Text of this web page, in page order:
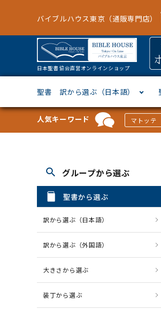
バイブルハウス東京（通販専門店）
日本聖書協会直営オンラインショップ
聖書 訳から選ぶ（日本語）
新改訳
ドイツ語
ジッパー付き聖書カバー
パスケース・ネクタイピン
CD・MP3
聖書通読
「な行」から選ぶ
人気キーワード マトッテ
search グループから選ぶ
聖書から選ぶ
訳から選ぶ（日本語）
訳から選ぶ（外国語）
大きさから選ぶ
装丁から選ぶ